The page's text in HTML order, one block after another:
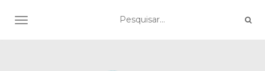
TOGGLE NAVIGATION